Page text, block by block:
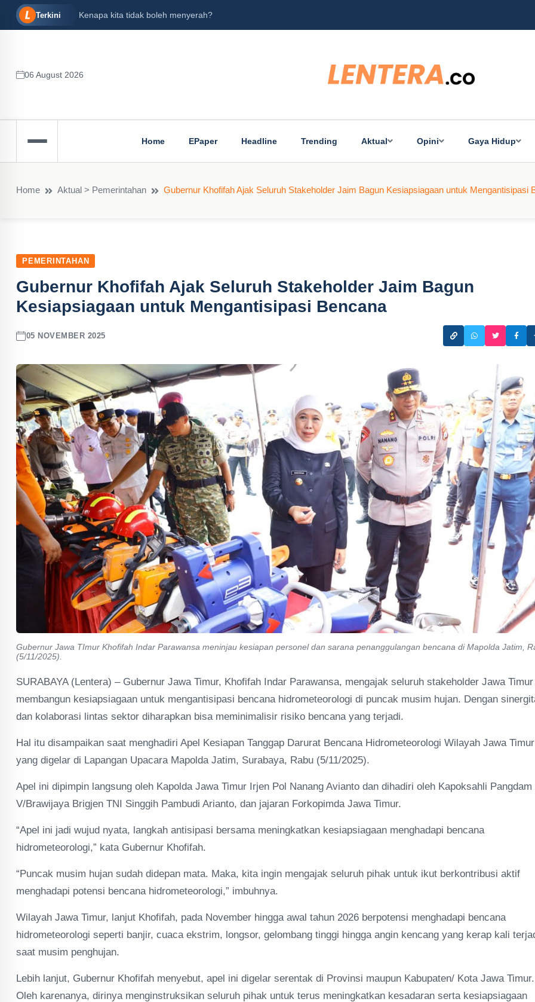
Terkini Kenapa kita tidak boleh menyerah?
06 August 2026
Home EPaper Headline Trending Aktual Opini Gaya Hidup
Home Aktual > Pemerintahan Gubernur Khofifah Ajak Seluruh Stakeholder Jaim Bagun Kesiapsiagaan untuk Mengantisipasi
PEMERINTAHAN
Gubernur Khofifah Ajak Seluruh Stakeholder Jaim Bagun
Kesiapsiagaan untuk Mengantisipasi Bencana
05 NOVEMBER 2025
Gubernur Jawa TImur Khofifah Indar Parawansa meninjau kesiapan personel dan sarana penanggulangan bencana di Mapolda Jatim,
(5/11/2025).
SURABAYA (Lentera) – Gubernur Jawa Timur, Khofifah Indar Parawansa, mengajak seluruh stakeholder Jawa Timur
membangun kesiapsiagaan untuk mengantisipasi bencana hidrometeorologi di puncak musim hujan. Dengan
dan kolaborasi lintas sektor diharapkan bisa meminimalisir risiko bencana yang terjadi.
Hal itu disampaikan saat menghadiri Apel Kesiapan Tanggap Darurat Bencana Hidrometeorologi Wilayah Jawa Timur
yang digelar di Lapangan Upacara Mapolda Jatim, Surabaya, Rabu (5/11/2025).
Apel ini dipimpin langsung oleh Kapolda Jawa Timur Irjen Pol Nanang Avianto dan dihadiri oleh Kapoksahli Pangdam
V/Brawijaya Brigjen TNI Singgih Pambudi Arianto, dan jajaran Forkopimda Jawa Timur.
“Apel ini jadi wujud nyata, langkah antisipasi bersama meningkatkan kesiapsiagaan menghadapi bencana
hidrometeorologi,” kata Gubernur Khofifah.
“Puncak musim hujan sudah didepan mata. Maka, kita ingin mengajak seluruh pihak untuk ikut berkontribusi aktif
menghadapi potensi bencana hidrometeorologi,” imbuhnya.
Wilayah Jawa Timur, lanjut Khofifah, pada November hingga awal tahun 2026 berpotensi menghadapi bencana
hidrometeorologi seperti banjir, cuaca ekstrim, longsor, gelombang tinggi hingga angin kencang yang kerap kali
saat musim penghujan.
Lebih lanjut, Gubernur Khofifah menyebut, apel ini digelar serentak di Provinsi maupun Kabupaten/ Kota Jawa Timur.
Oleh karenanya, dirinya menginstruksikan seluruh pihak untuk terus meningkatkan kesadaran serta kesiapsiagaan